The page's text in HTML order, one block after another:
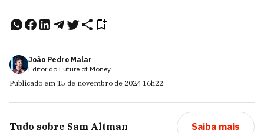
João Pedro Malar
Editor do Future of Money
Publicado em 15 de novembro de 2024 16h22.
Tudo sobre Sam Altman Saiba mais